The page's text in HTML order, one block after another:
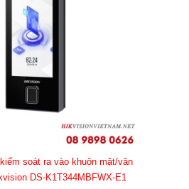
soát ra vào khuôn mặt/vân
DS-K1T344MBFWX-E1